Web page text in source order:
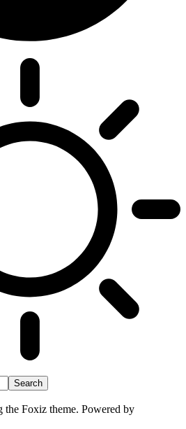
Foxiz theme. Powered by